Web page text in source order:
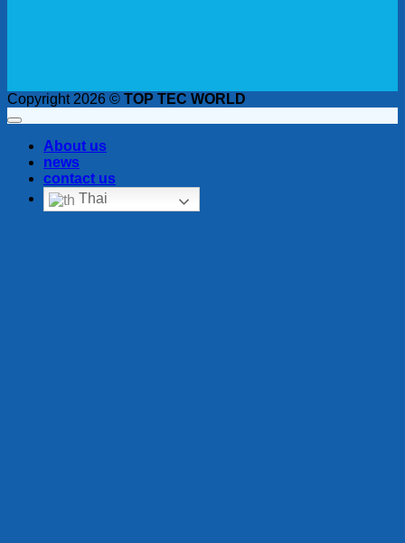
Copyright 2026 © TOP TEC WORLD
About us
news
contact us
Thai